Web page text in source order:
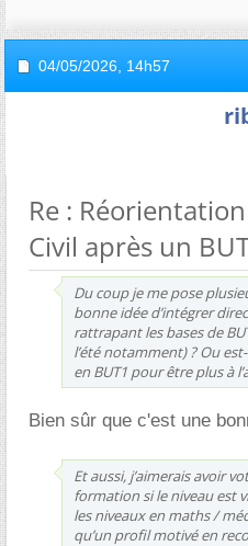
04/05/2026, 14h57
Re :
Civil après un
Du coup je me pose
bonne idée d’intégrer
rattrapant les bases de
l’été notamment) ? Ou
en BUT1 pour être plus à
Bien sûr que c'est une
Et aussi, j’aimerais avoir
formation si le niveau est
les niveaux en maths /
qu’un profil motivé en